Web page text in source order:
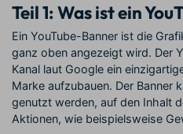
Teil 1:Was ist ein
Ein YouTube-Banner ist die
ganz oben angezeigt wird. Der
Kanal laut Google ein
Marke aufzubauen. Der Banner
genutzt werden, auf den Inhalt
Aktionen, wie beispielsweise